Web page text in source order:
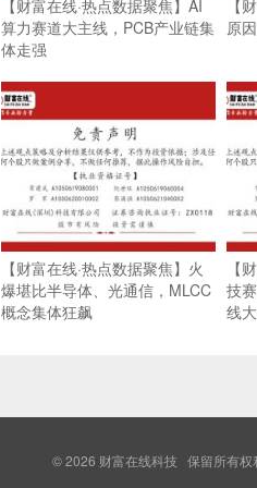
【财富在线·热点数据聚焦】AI
算力赛道大主线，PCB产业链集
体走强
【
原因
【财富在线·热点数据聚焦】火
爆堪比半导体、光通信，MLCC
概念集体狂飙
【
技
线
© 2026 财富在线科技 保留所有权